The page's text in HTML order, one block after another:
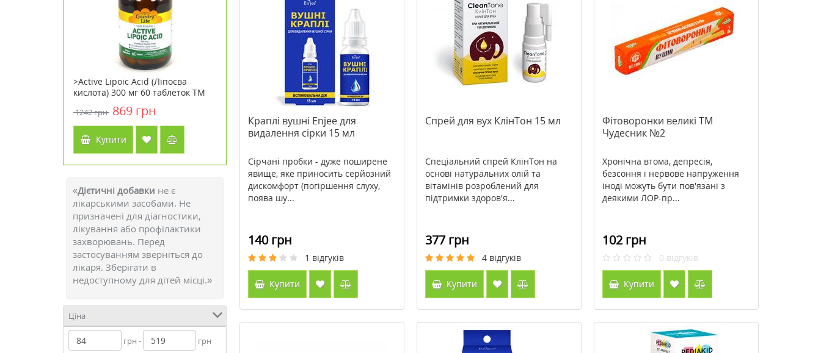
>Active Lipoic Acid (Ліпоєва
кислота) 300 мг 60 таблеток ТМ
1242 грн 869 грн
Купити
>Cholarest (Холарест) Metagenics
60 таблеток
1793 грн
Купити
>Cenitol® Metagenics (Ценітол)
Купити
«Дієтичні добавки не є
лікарськими засобами. Не
призначені для діагностики,
лікування або профілактики
захворювань. Перед
застосуванням зверніться до
лікаря. Зберігати в
недоступному для дітей місці.»
Ціна
грн - грн
Краплі вушні Enjee для
видалення сірки 15 мл
Сірчані пробки - дуже поширене
явище, яке приносить серйозний
дискомфорт (погіршення слуху,
поява шу...
140 грн
1 відгуків
Купити
Спрей для вух КлінТон 15 мл
Спеціальний спрей КлінТон на
основі натуральних олій та
вітамінів розроблений для
підтримки здоров'я...
377 грн
4 відгуків
Купити
Фітоворонки великі ТМ
Чудесник №2
Хронічна втома, депресія,
безсоння і нервове напруження
іноді можуть бути пов'язані з
деякими ЛОР-пр...
102 грн
0 відгуків
Купити